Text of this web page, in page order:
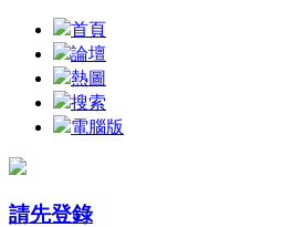
首頁
論壇
熱圖
搜索
電腦版
請先登錄